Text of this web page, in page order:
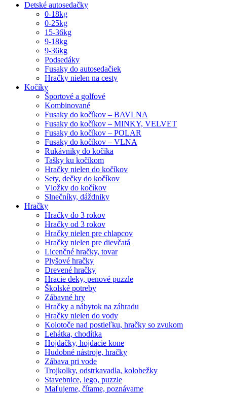
Detské autosedačky
0-18kg
0-25kg
15-36kg
9-18kg
9-36kg
Podsedáky
Fusaky do autosedačiek
Hračky nielen na cesty
Kočíky
Športové a golfové
Kombinované
Fusaky do kočíkov – BAVLNA
Fusaky do kočíkov – MINKY, VELVET
Fusaky do kočíkov – POLAR
Fusaky do kočíkov – VLNA
Rukávniky do kočíka
Tašky ku kočíkom
Hračky nielen do kočíkov
Sety, dečky do kočíkov
Vložky do kočíkov
Slnečníky, dáždniky
Hračky
Hračky do 3 rokov
Hračky od 3 rokov
Hračky nielen pre chlapcov
Hračky nielen pre dievčatá
Licenčné hračky, tovar
Plyšové hračky
Drevené hračky
Hracie deky, penové puzzle
Školské potreby
Zábavné hry
Hračky a nábytok na záhradu
Hračky nielen do vody
Kolotoče nad postieľku, hračky so zvukom
Lehátka, chodítka
Hojdačky, hojdacie kone
Hudobné nástroje, hračky
Zábava pri vode
Trojkolky, odstrkavadla, kolobežky
Stavebnice, lego, puzzle
Maľujeme, čítame, poznávame